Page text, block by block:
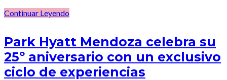
Continuar Leyendo
Park Hyatt Mendoza celebra su
25º aniversario con un exclusivo
ciclo de experiencias